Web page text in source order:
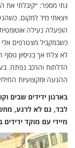
נתי מספר: ״קיבלתי את
ויצאתי מיד למקום.
הופעלה נעילה
כשבמקביל מצטרפים אלי
לא צלח אך בניסיון
הדלתות והרכב נפתח.
ההגעה ומקצועיות
בארגון ידידים שבים
לבד, גם לא לרגע,
מיידי עם מוקד ידידים במספר 1230